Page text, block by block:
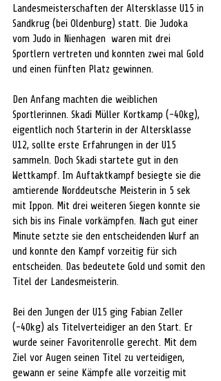
Landesmeisterschaften der Altersklasse U15 in
Sandkrug (bei Oldenburg) statt. Die Judoka
vom Judo in Nienhagen  waren mit drei
Sportlern vertreten und konnten zwei mal Gold
und einen fünften Platz gewinnen.
Den Anfang machten die weiblichen
Sportlerinnen. Skadi Müller Kortkamp (-40kg),
eigentlich noch Starterin in der Altersklasse
U12, sollte erste Erfahrungen in der U15
sammeln. Doch Skadi startete gut in den
Wettkampf. Im Auftaktkampf besiegte sie die
amtierende Norddeutsche Meisterin in 5 sek
mit Ippon. Mit drei weiteren Siegen konnte sie
sich bis ins Finale vorkämpfen. Nach gut einer
Minute setzte sie den entscheidenden Wurf an
und konnte den Kampf vorzeitig für sich
entscheiden. Das bedeutete Gold und somit den
Titel der Landesmeisterin.
Bei den Jungen der U15 ging Fabian Zeller
(-40kg) als Titelverteidiger an den Start. Er
wurde seiner Favoritenrolle gerecht. Mit dem
Ziel vor Augen seinen Titel zu verteidigen,
gewann er seine Kämpfe alle vorzeitig mit